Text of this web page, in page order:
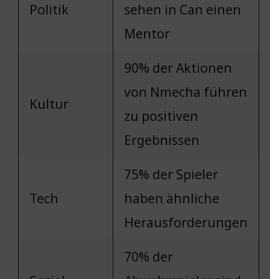
Politik
sehen in Can einen
Mentor
Kultur
90% der Aktionen
von Nmecha führen
zu positiven
Ergebnissen
Tech
75% der Spieler
haben ähnliche
Herausforderungen
70% der